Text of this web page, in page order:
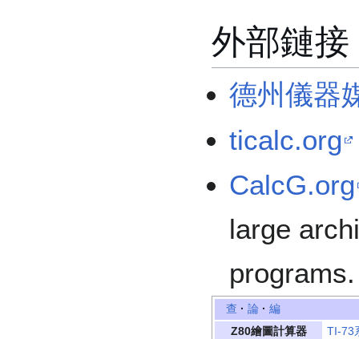
外部鏈接
德州儀器
ticalc.org
CalcG.org
large
programs.
查 · 論 · 編
Z80繪圖計算器
TI-73